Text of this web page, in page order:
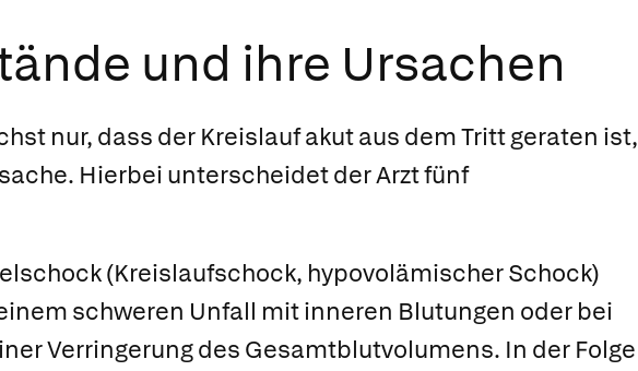
und ihre Ursachen
nur, dass der Kreislauf akut aus dem Tritt geraten ist,
Hierbei unterscheidet der Arzt fünf
(Kreislaufschock, hypovolämischer Schock)
schweren Unfall mit inneren Blutungen oder bei
Verringerung des Gesamtblutvolumens. In der Folge